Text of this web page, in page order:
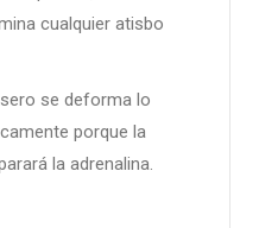
cualquier atisbo
se deforma lo
porque la
la adrenalina.